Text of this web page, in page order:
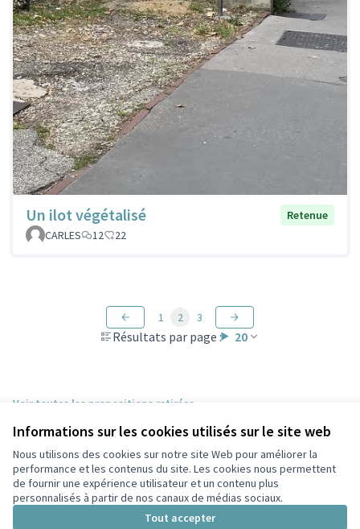
Informations sur les cookies utilisés sur le site web
Nous utilisons des cookies sur notre site Web pour améliorer la
performance et les contenus du site. Les cookies nous permettent
de fournir une expérience utilisateur et un contenu plus
personnalisés à partir de nos canaux de médias sociaux.
Tout accepter
Un ilot végétalisé
Retenue
CARLES
12 22
Résultats par page : 20
1 2 3
Voir toutes les propositions retirées
Conditions d'utilisation
Paramètres des cookies
Participez Villeurbanne sur X
(Lien externe)
Participez Villeurbanne sur Facebook
Participez Villeurbanne sur Instagram
Participez Villeurbanne sur YouTube
(Lien externe)